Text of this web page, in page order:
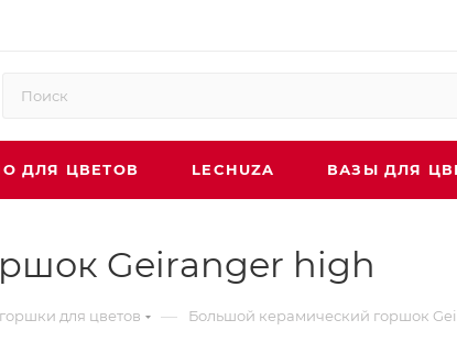
ДЛЯ ЦВЕТОВ LECHUZA ВАЗЫ ДЛЯ
Geiranger high
для цветов — Большой керамический горшок